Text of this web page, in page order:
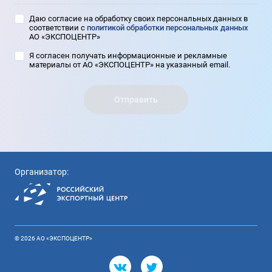
Даю согласие на обработку своих персональных данных в
соответствии с политикой обработки персональных данных
АО «ЭКСПОЦЕНТР»
Я согласен получать информационные и рекламные
материалы от АО «ЭКСПОЦЕНТР» на указанный email.
Организатор:
© 2026 АО «ЭКСПОЦЕНТР»